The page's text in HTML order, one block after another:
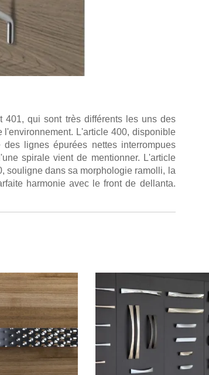
qui sont très différents les uns des
L'article 400, disponible
lignes épurées nettes interrompues
spirale vient de mentionner. L'article
souligne dans sa morphologie ramolli, la
harmonie avec le front de dellanta.